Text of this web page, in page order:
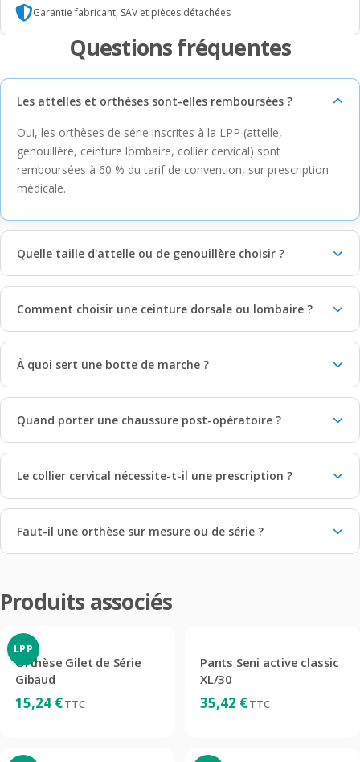
Garantie fabricant, SAV et pièces détachées
Questions fréquentes
Les attelles et orthèses sont-elles remboursées ?
Oui, les orthèses de série inscrites à la LPP (attelle,
genouillère, ceinture lombaire, collier cervical) sont
remboursées à 60 % du tarif de convention, sur prescription
médicale.
Quelle taille d'attelle ou de genouillère choisir ?
Comment choisir une ceinture dorsale ou lombaire ?
À quoi sert une botte de marche ?
Quand porter une chaussure post-opératoire ?
Le collier cervical nécessite-t-il une prescription ?
Faut-il une orthèse sur mesure ou de série ?
Produits associés
LPP
Orthèse Gilet de Série
Gibaud
15,24 €TTC
Pants Seni active classic
XL/30
35,42 €TTC